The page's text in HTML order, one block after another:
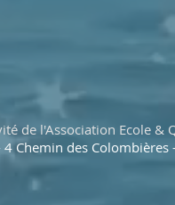
de l'Association Ecole &
Chemin des